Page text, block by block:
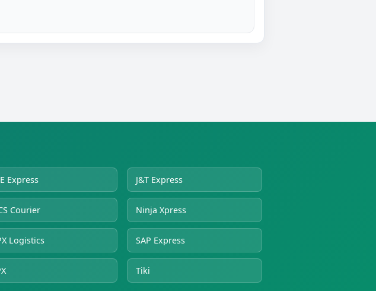
Express J&T Express
Courier Ninja Xpress
Logistics SAP Express
Tiki